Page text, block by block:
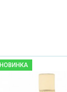
НОВИНКА